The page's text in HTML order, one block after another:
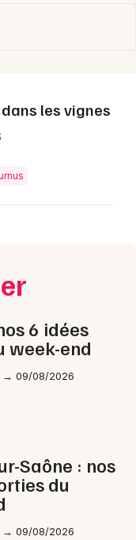
les vignes
6 idées
week-end
→ 09/08/2026
Saône : nos
du
→ 09/08/2026